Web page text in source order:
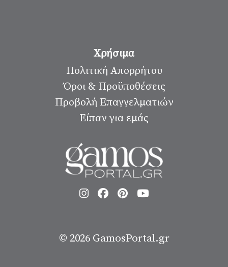
Χρήσιμα
Πολιτική Απορρήτου
Όροι & Προϋποθέσεις
Προβολή Επαγγελματιών
Είπαν για εμάς
© 2026 GamosPortal.gr